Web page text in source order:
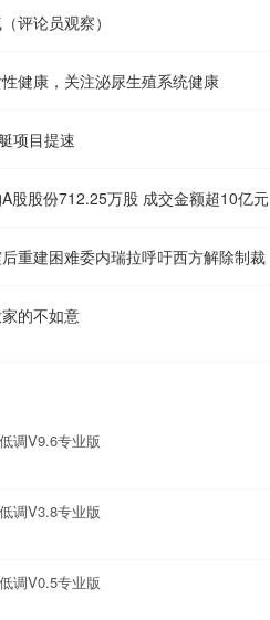
评论员观察）
健康，关注泌尿生殖系统健康
项目提速
股股份712.25万股 成交金额超10亿元
重建困难委内瑞拉呼吁西方解除制裁
的不如意
调V9.6专业版
调V3.8专业版
调V0.5专业版